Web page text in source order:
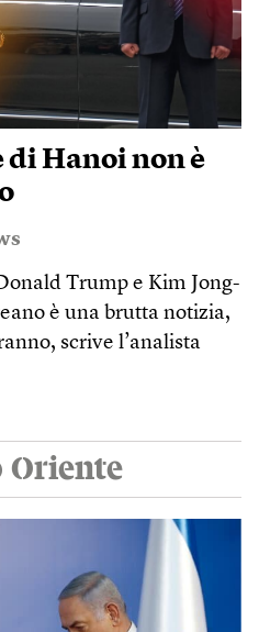
Hanoi non è
Trump e Kim Jong-
è una brutta notizia,
scrive l’analista
Oriente